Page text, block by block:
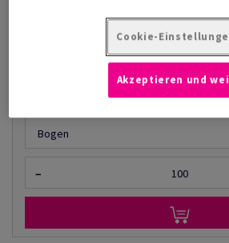
LIEFERBAR AB 10/08/2026
Bogen
−
Cookie-
Akzeptieren und